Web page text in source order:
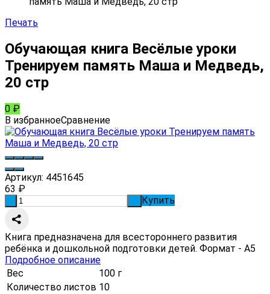
Печать
Обучающая книга Весёлые уроки
Тренируем память Маша и Медведь,
20 стр
0 ₽
В избранноеСравнение
Артикул: 4451645
63 ₽
Купить
Книга предназначена для всестороннего развития
ребёнка и дошкольной подготовки детей. Формат - А5
Подробное описание
Вес
100 г
Количество листов 10